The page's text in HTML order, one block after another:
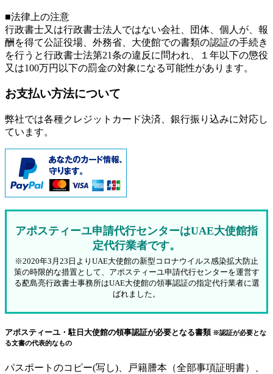
■法律上の注意
行政書士又は行政書士法人ではない会社、団体、個人が、報
酬を得て公証役場、外務省、大使館での書類の認証の手続き
を行うと行政書士法第21条の違反に問われ、
１年以下の懲役
又は100万円以下の罰金の対象になる可能性があります。
お支払い方法について
弊社では各種クレジットカード決済、銀行振り込みに対応し
ています。
アポスティーユ申請代行センターはUAE大使館指
定代行業者です。
※2020年3月23日よりUAE大使館の新型コロナウイルス感染拡大防止
策の時限的な措置として、アポスティーユ申請代行センターを運営す
る蓜島亮行政書士事務所はUAE大使館の領事認証の指定代行業者に選
ばれました。
アポスティーユ・駐日大使館の領事認証が必要となる書類 ※認証が必要とな
る文書の代表的なもの
パスポートのコピー(写し)、戸籍謄本（全部事項証明書）、